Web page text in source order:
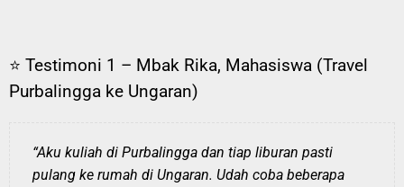
⭐ Testimoni 1 – Mbak Rika, Mahasiswa (Travel
Purbalingga ke Ungaran)
“Aku kuliah di Purbalingga dan tiap liburan pasti
pulang ke rumah di Ungaran. Udah coba beberapa